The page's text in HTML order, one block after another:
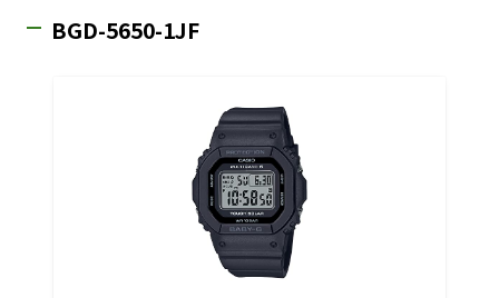
BGD-5650-1JF